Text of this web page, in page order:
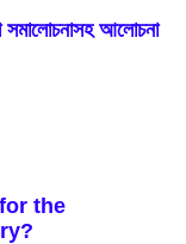
সমালোচনাসহ আলোচনা
the